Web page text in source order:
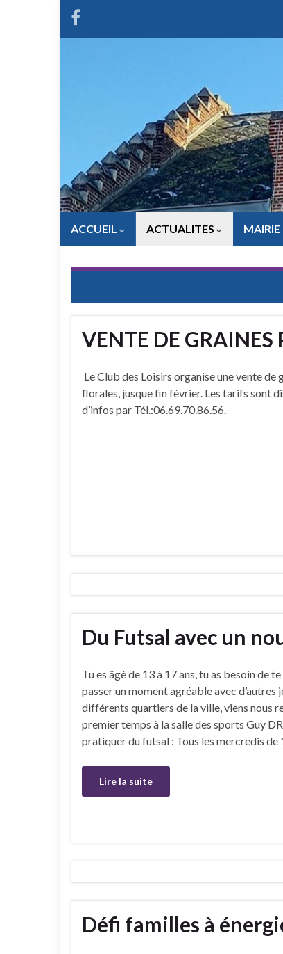
ACCUEIL ACTUALITES MAIRIE
VENTE DE GRAINES
Le Club des Loisirs organise une vente de
florales, jusque fin février. Les tarifs sont
d’infos par Tél.:06.69.70.86.56.
Du Futsal avec un
Tu es âgé de 13 à 17 ans, tu as besoin de
passer un moment agréable avec d’autres
différents quartiers de la ville, viens nous
premier temps à la salle des sports Guy
pratiquer du futsal : Tous les mercredis de
Lire la suite
Défi familles à